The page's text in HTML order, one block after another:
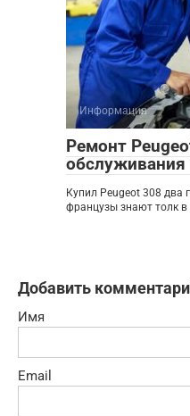
Информация
Ремонт
обслуживания
Купил Peugeot 308 два
французы знают толк в
Добавить
Имя
Email